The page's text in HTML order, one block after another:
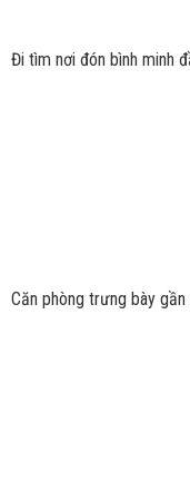
Đi tìm nơi đón bình minh
Căn phòng trưng bày